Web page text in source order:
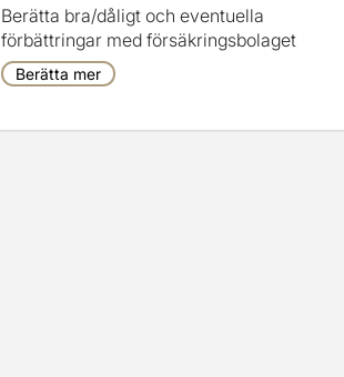
Berätta bra/dåligt och eventuella
förbättringar med försäkringsbolaget
Berätta mer